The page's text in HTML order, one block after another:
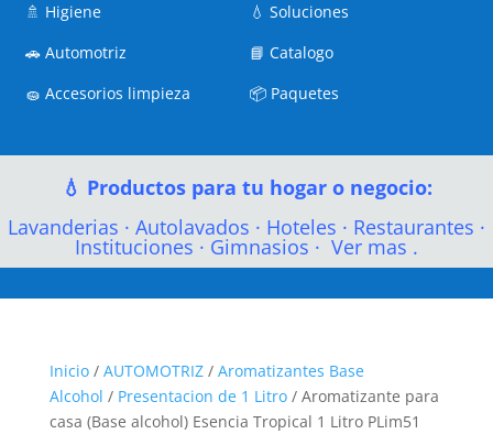
🚿 Higiene
🚗Automotriz
🧽Accesorios limpieza
💧Soluciones
📘Catalogo
📦 Paquetes
💧 Productos para tu hogar o negocio:
Lavanderias · Autolavados · Hoteles · Restaurantes ·
Instituciones · Gimnasios · Ver mas .
Inicio/ AUTOMOTRIZ/ Aromatizantes Base
Alcohol / Presentacion de 1 Litro/ Aromatizante para
casa (Base alcohol) Esencia Tropical 1 Litro PLim51